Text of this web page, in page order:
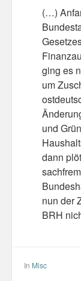
Smarty-Pants
Vorsprung
Wild Stuff
Psychos
Personal
30 Day
Travel
Gin & Tonic
Sideblog
(…)
ging es
um
und
dann
nun der
BRH
In Misc